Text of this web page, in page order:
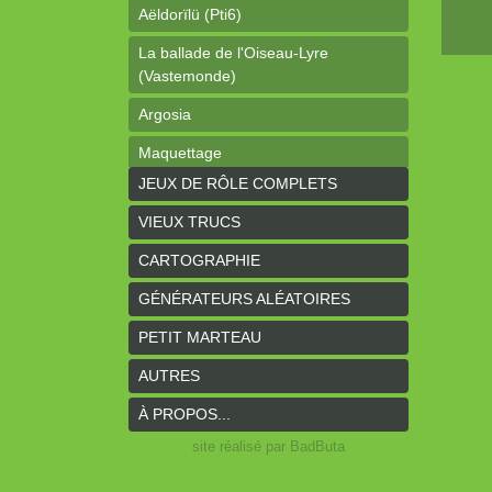
Aëldorïlü (Pti6)
La ballade de l'Oiseau-Lyre
(Vastemonde)
Argosia
Maquettage
Ophéis (Dragon de poche)
L'anneau des Empereurs (Coeurs
Vaillants)
Davy Jones (cartes)
Davy Jones (background)
Sur la route (Coeurs Vaillants)
Earthdawn (Coeurs Vaillants)
Titan&Fils 2020
JEUX DE RÔLE COMPLETS
VIEUX TRUCS
CARTOGRAPHIE
GÉNÉRATEURS ALÉATOIRES
PETIT MARTEAU
AUTRES
À PROPOS...
site réalisé par BadButa